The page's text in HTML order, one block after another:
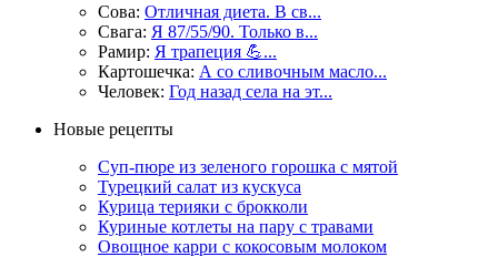
Сова: Отличная диета. В св...
Свага: Я 87/55/90. Только в...
Рамир: Я трапеция 💪...
Картошечка: А со сливочным масло...
Человек: Год назад села на эт...
Новые рецепты
Суп-пюре из зеленого горошка с мятой
Турецкий салат из кускуса
Курица терияки с брокколи
Куриные котлеты на пару с травами
Овощное карри с кокосовым молоком